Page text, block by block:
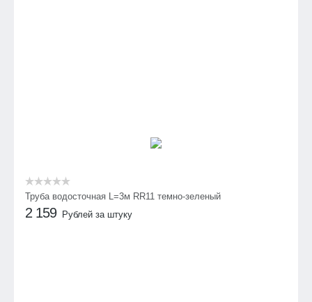
Труба водосточная L=3м RR11 темно-зеленый
2 159 Рублей за штуку